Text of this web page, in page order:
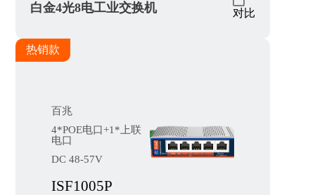
白金4光8电工业交换机 对比
热销款
百兆
4*POE电口+1*上联
电口
DC 48-57V
ISF1005P